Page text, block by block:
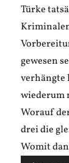
Türke
gewesen
verhängte
wiederum
Worauf
drei die
Womit